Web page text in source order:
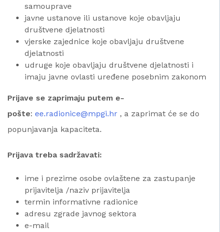
samouprave
javne ustanove ili ustanove koje obavljaju
društvene djelatnosti
vjerske zajednice koje obavljaju društvene
djelatnosti
udruge koje obavljaju društvene djelatnosti i
imaju javne ovlasti uređene posebnim zakonom
Prijave se zaprimaju putem e-
pošte: ee.radionice@mpgi.hr , a zaprimat će se do
popunjavanja kapaciteta.
Prijava treba sadržavati:
ime i prezime osobe ovlaštene za zastupanje
prijavitelja /naziv prijavitelja
termin informativne radionice
adresu zgrade javnog sektora
e-mail